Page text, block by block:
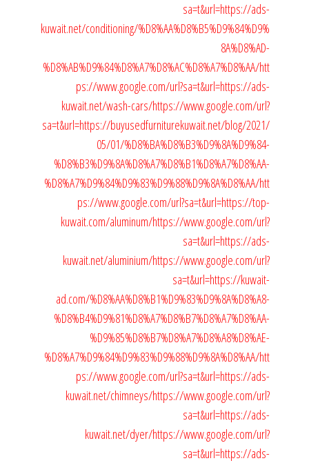
sa=t&url=https://ads-
kuwait.net/conditioning/%D8%AA%D8%B5%D9%84%D9%
8A%D8%AD-
%D8%AB%D9%84%D8%A7%D8%AC%D8%A7%D8%AA/htt
ps://www.google.com/url?sa=t&url=https://ads-
kuwait.net/wash-cars/https://www.google.com/url?
sa=t&url=https://buyusedfurniturekuwait.net/blog/2021/
05/01/%D8%BA%D8%B3%D9%8A%D9%84-
%D8%B3%D9%8A%D8%A7%D8%B1%D8%A7%D8%AA-
%D8%A7%D9%84%D9%83%D9%88%D9%8A%D8%AA/htt
ps://www.google.com/url?sa=t&url=https://top-
kuwait.com/aluminum/https://www.google.com/url?
sa=t&url=https://ads-
kuwait.net/aluminium/https://www.google.com/url?
sa=t&url=https://kuwait-
ad.com/%D8%AA%D8%B1%D9%83%D9%8A%D8%A8-
%D8%B4%D9%81%D8%A7%D8%B7%D8%A7%D8%AA-
%D9%85%D8%B7%D8%A7%D8%A8%D8%AE-
%D8%A7%D9%84%D9%83%D9%88%D9%8A%D8%AA/htt
ps://www.google.com/url?sa=t&url=https://ads-
kuwait.net/chimneys/https://www.google.com/url?
sa=t&url=https://ads-
kuwait.net/dyer/https://www.google.com/url?
sa=t&url=https://ads-